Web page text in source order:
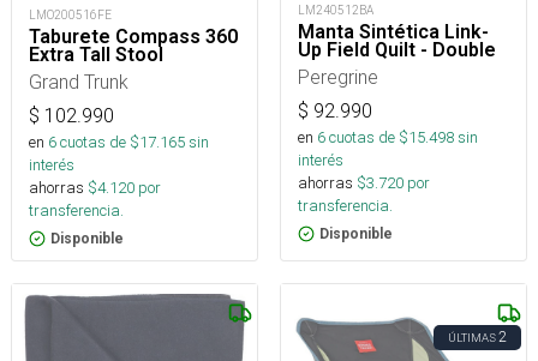
LMO200516FE
Taburete Compass 360
Extra Tall Stool
Grand Trunk
$ 102.990
en 6cuotas de $17.165sin
interés
ahorras $4.120 por
transferencia.
Disponible
LM240512BA
Manta Sintética Link-
Up Field Quilt - Double
Peregrine
$ 92.990
en 6cuotas de $15.498sin
interés
ahorras $3.720 por
transferencia.
Disponible
ÚLTIMAS2